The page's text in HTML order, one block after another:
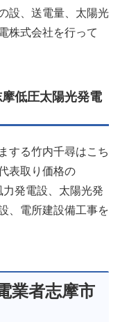
設、送電量、太陽光
株式会社を行って
低圧太陽光発電
する竹内千尋はこち
表取り価格の
発電設、太陽光発
、電所建設備工事を
業者志摩市